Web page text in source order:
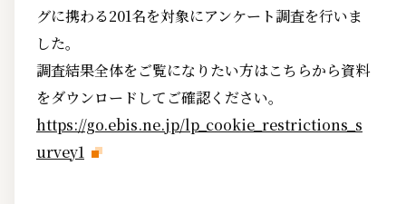
グに携わる201名を対象にアンケート調査を行いま
した。
調査結果全体をご覧になりたい方はこちらから資料
をダウンロードしてご確認ください。
https://go.ebis.ne.jp/lp_cookie_restrictions_s
urvey1